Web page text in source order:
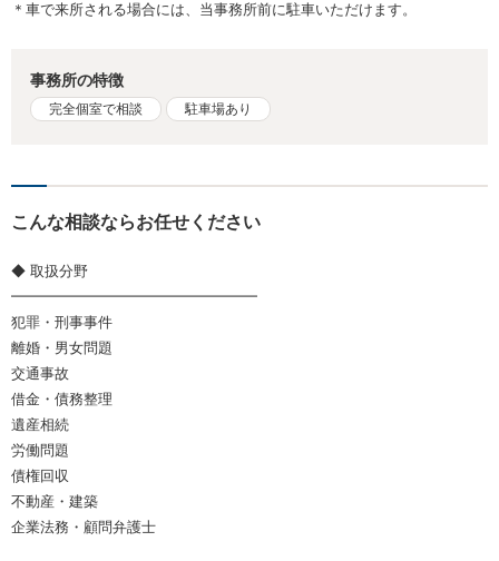
＊車で来所される場合には、当事務所前に駐車いただけます。
事務所の特徴
完全個室で相談 駐車場あり
こんな相談ならお任せください
◆ 取扱分野
━━━━━━━━━━━━━━━━━
犯罪・刑事事件
離婚・男女問題
交通事故
借金・債務整理
遺産相続
労働問題
債権回収
不動産・建築
企業法務・顧問弁護士